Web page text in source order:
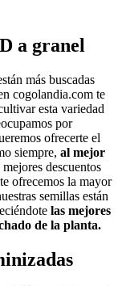
a granel
más buscadas
cogolandia.com te
esta variedad
por
ofrecerte el
siempre, al mejor
descuentos
ofrecemos la mayor
semillas están
las mejores
de la planta.